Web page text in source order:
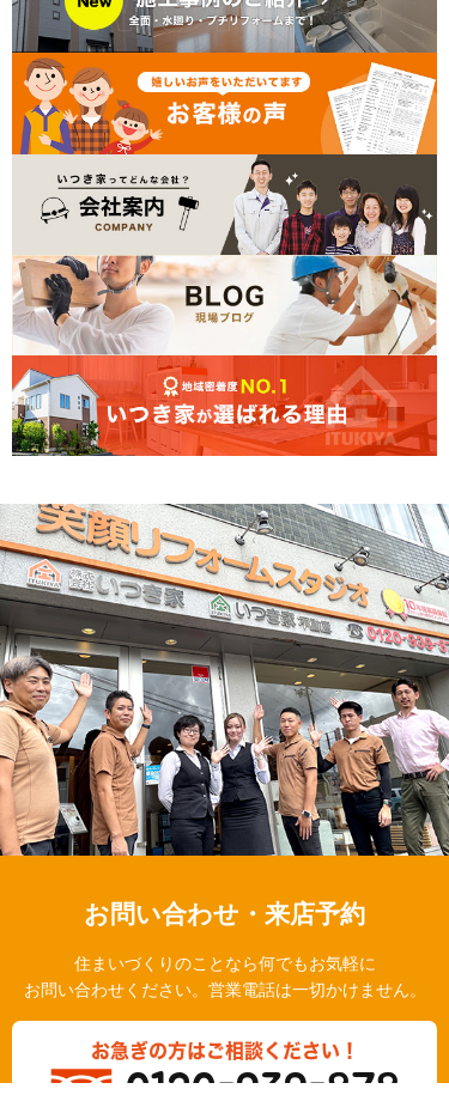
お問い合わせ・来店予約
住まいづくりのことなら何でもお気軽に
お問い合わせください。営業電話は一切かけません。
お急ぎの方はご相談ください！